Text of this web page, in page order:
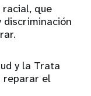
que
discriminación
y la Trata
reparar el